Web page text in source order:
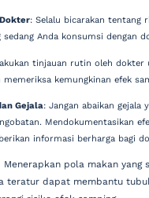
: Selalu bicarakan tentang
sedang Anda konsumsi dengan
tinjauan rutin oleh dokter
kemungkinan efek
Gejala: Jangan abaikan gejala
Mendokumentasikan
informasi berharga bagi
Menerapkan pola makan yang
teratur dapat membantu